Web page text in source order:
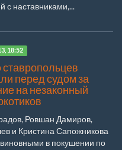
с наставниками,...
18:52
ставропольцев
перед судом за
на незаконный
Ровшан Дамиров,
и Кристина Сапожникова
в покушении по